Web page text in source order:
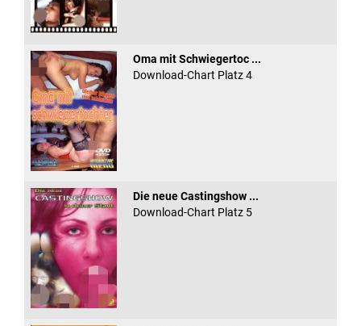
Oma mit Schwiegertoc ...
Download-Chart Platz 4
Die neue Castingshow ...
Download-Chart Platz 5